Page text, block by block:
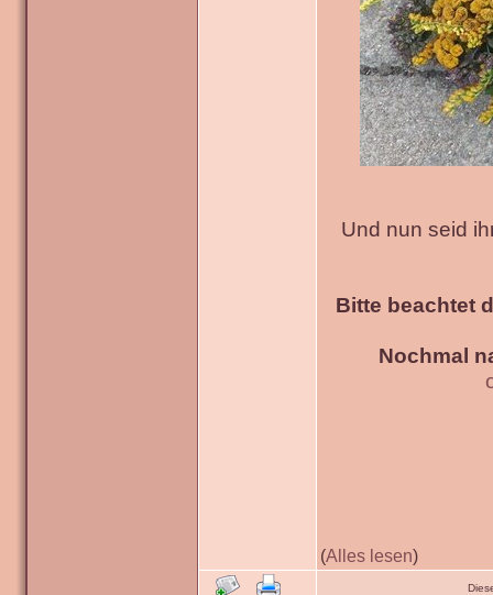
Und nun seid
Bitte beachtet
Nochmal
(Alles lesen)